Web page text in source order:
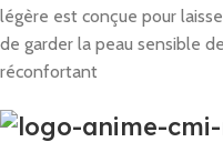
légère est conçue pour
de garder la peau sensible
réconfortant